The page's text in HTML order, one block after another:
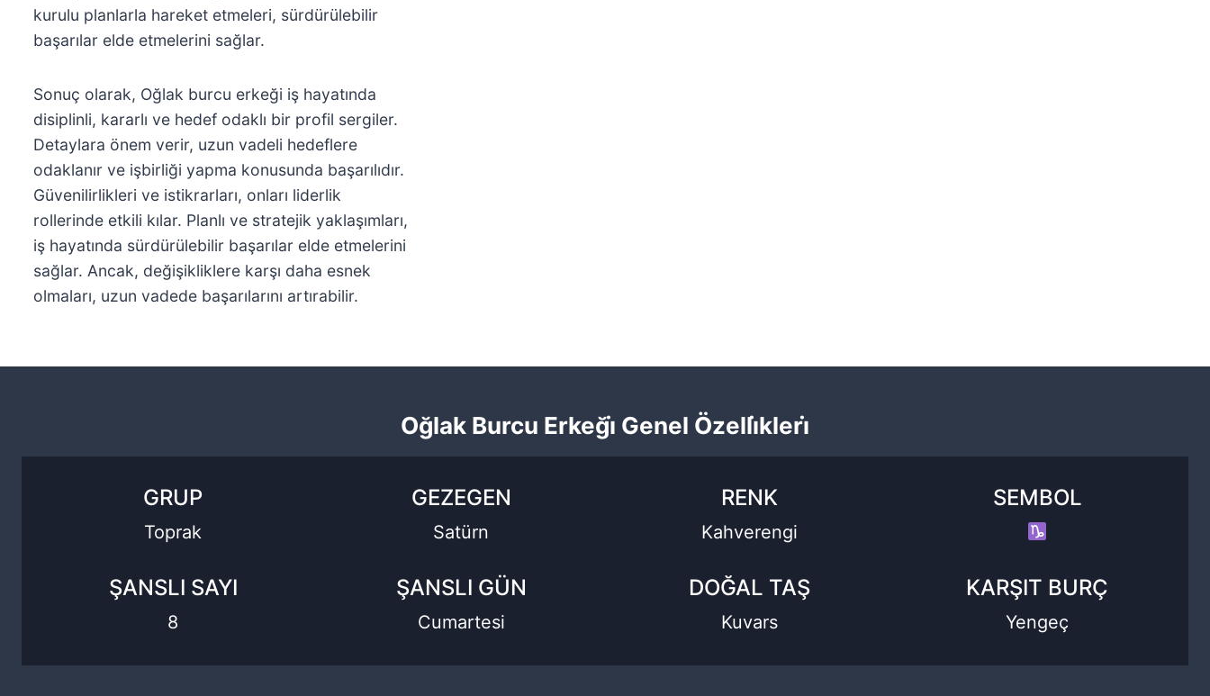
kurulu planlarla hareket etmeleri, sürdürülebilir
başarılar elde etmelerini sağlar.
Sonuç olarak, Oğlak burcu erkeği iş hayatında
disiplinli, kararlı ve hedef odaklı bir profil sergiler.
Detaylara önem verir, uzun vadeli hedeflere
odaklanır ve işbirliği yapma konusunda başarılıdır.
Güvenilirlikleri ve istikrarları, onları liderlik
rollerinde etkili kılar. Planlı ve stratejik yaklaşımları,
iş hayatında sürdürülebilir başarılar elde etmelerini
sağlar. Ancak, değişikliklere karşı daha esnek
olmaları, uzun vadede başarılarını artırabilir.
Oğlak Burcu Erkeği̇ Genel Özelli̇kleri̇
GRUP
Toprak
GEZEGEN
Satürn
RENK
Kahverengi
SEMBOL
ŞANSLI SAYI
8
ŞANSLI GÜN
Cumartesi
DOĞAL TAŞ
Kuvars
KARŞIT BURÇ
Yengeç